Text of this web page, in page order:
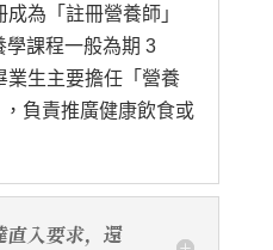
為「註冊營養師」
學課程一般為期 3
業生主要擔任「營養
負責推廣健康飲食或
直入要求，還